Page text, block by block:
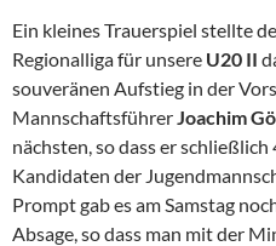
Ein kleines Trauerspiel stellte
Regionalliga für unsere U20 II
souveränen Aufstieg in der
Mannschaftsführer Joachim
nächsten, so dass er schließlich
Kandidaten der
Prompt gab es am Samstag
Absage, so dass man mit der